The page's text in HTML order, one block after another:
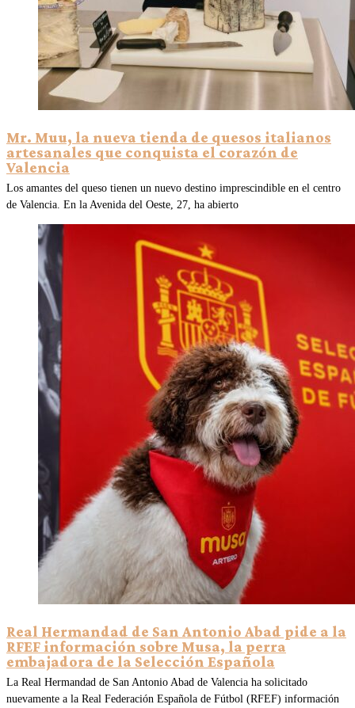
Mr. Muu, la nueva tienda de quesos italianos
artesanales que conquista el corazón de
Valencia
Los amantes del queso tienen un nuevo destino imprescindible en el centro
de Valencia. En la Avenida del Oeste, 27, ha abierto
Real Hermandad de San Antonio Abad pide a la
RFEF información sobre Musa, la perra
embajadora de la Selección Española
La Real Hermandad de San Antonio Abad de Valencia ha solicitado
nuevamente a la Real Federación Española de Fútbol (RFEF) información